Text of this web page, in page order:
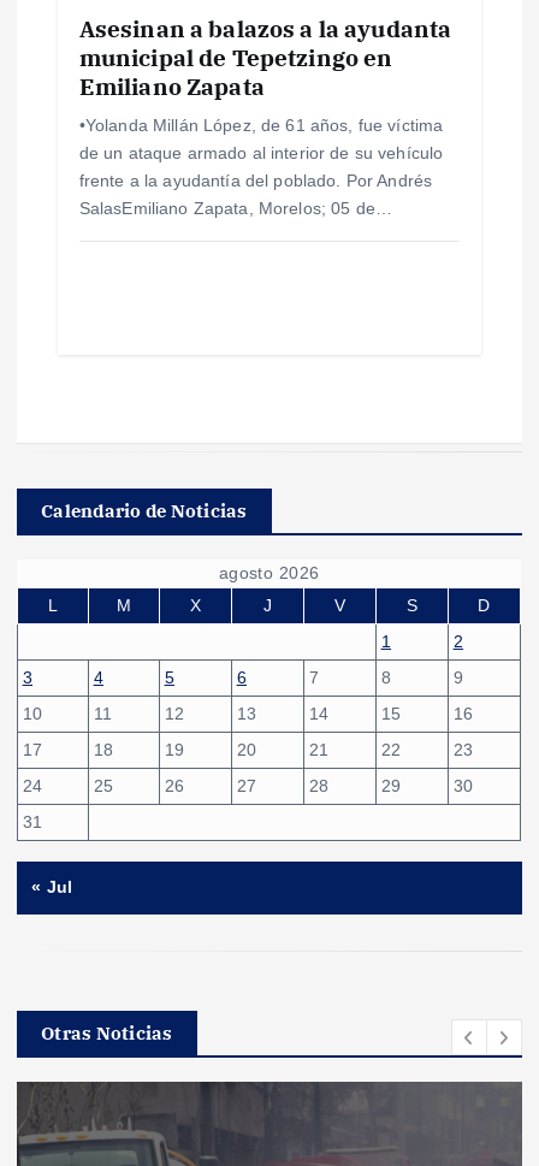
Asesinan a balazos a la ayudanta
municipal de Tepetzingo en
Emiliano Zapata
•Yolanda Millán López, de 61 años, fue víctima
de un ataque armado al interior de su vehículo
frente a la ayudantía del poblado. Por Andrés
SalasEmiliano Zapata, Morelos; 05 de…
Calendario de Noticias
agosto 2026
L
M X J V S
D
1
2
3
4 5 6 7 8
9
10
11 12 13 14 15
16
17
18 19 20 21 22
23
24
25 26 27 28 29
30
31
« Jul
Otras Noticias